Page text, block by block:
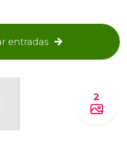
entradas
2